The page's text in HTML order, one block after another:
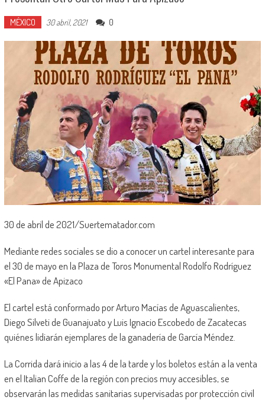
MÉXICO 30 abril, 2021 0
30 de abril de 2021/Suertematador.com
Mediante redes sociales se dio a conocer un cartel interesante para
el 30 de mayo en la Plaza de Toros Monumental Rodolfo Rodríguez
«El Pana» de Apizaco
El cartel está conformado por Arturo Macías de Aguascalientes,
Diego Silveti de Guanajuato y Luis Ignacio Escobedo de Zacatecas
quiénes lidiarán ejemplares de la ganadería de García Méndez.
La Corrida dará inicio a las 4 de la tarde y los boletos están a la venta
en el Italian Coffe de la región con precios muy accesibles, se
observarán las medidas sanitarias supervisadas por protección civil